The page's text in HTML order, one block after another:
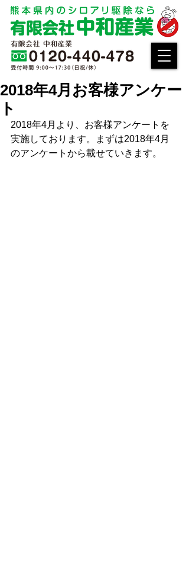
2018年4月お客様アンケー
ト
2018年4月より、お客様アンケートを
実施しております。まずは2018年4月
のアンケートから載せていきます。